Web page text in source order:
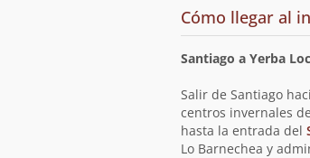
Cómo llegar al
Santiago a Yerba
Salir de Santiago
centros invernales
hasta la entrada del
Lo Barnechea y